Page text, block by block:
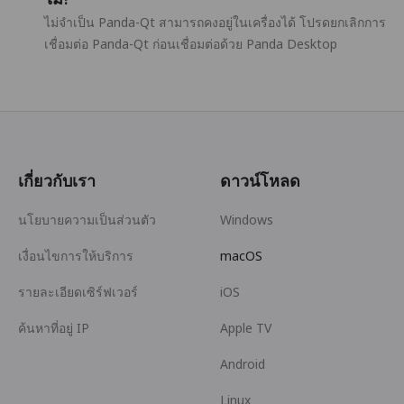
ไม่จำเป็น Panda-Qt สามารถคงอยู่ในเครื่องได้ โปรดยกเลิกการ
เชื่อมต่อ Panda-Qt ก่อนเชื่อมต่อด้วย Panda Desktop
เกี่ยวกับเรา
นโยบายความเป็นส่วนตัว
เงื่อนไขการให้บริการ
รายละเอียดเซิร์ฟเวอร์
ค้นหาที่อยู่ IP
ดาวน์โหลด
Windows
macOS
iOS
Apple TV
Android
Linux